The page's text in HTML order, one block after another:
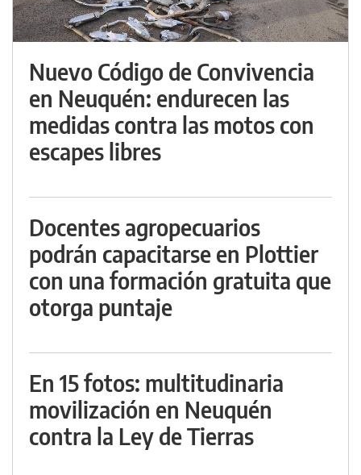
Nuevo Código de Convivencia
en Neuquén: endurecen las
medidas contra las motos con
escapes libres
Docentes agropecuarios
podrán capacitarse en Plottier
con una formación gratuita que
otorga puntaje
En 15 fotos: multitudinaria
movilización en Neuquén
contra la Ley de Tierras